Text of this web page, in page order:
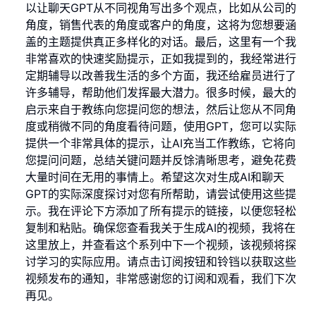
以让聊天GPT从不同视角写出多个观点，比如从公司的
角度，销售代表的角度或客户的角度，这将为您想要涵
盖的主题提供真正多样化的对话。最后，这里有一个我
非常喜欢的快速奖励提示，正如我提到的，我经常进行
定期辅导以改善我生活的多个方面，我还给雇员进行了
许多辅导，帮助他们发挥最大潜力。很多时候，最大的
启示来自于教练向您提问您的想法，然后让您从不同角
度或稍微不同的角度看待问题，使用GPT，您可以实际
提供一个非常具体的提示，让AI充当工作教练，它将向
您提问问题，总结关键问题并反馀清晰思考，避免花费
大量时间在无用的事情上。希望这次对生成AI和聊天
GPT的实际深度探讨对您有所帮助，请尝试使用这些提
示。我在评论下方添加了所有提示的链接，以便您轻松
复制和粘贴。确保您查看我关于生成AI的视频，我将在
这里放上，并查看这个系列中下一个视频，该视频将探
讨学习的实际应用。请点击订阅按钮和铃铛以获取这些
视频发布的通知，非常感谢您的订阅和观看，我们下次
再见。